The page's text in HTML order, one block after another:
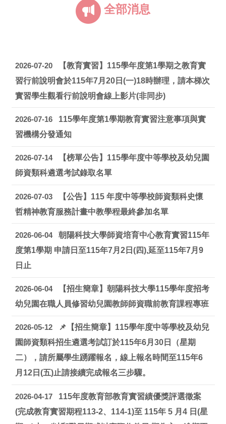
全部消息
2026-07-20
【教育實習】115學年度第1學期之教育實
習行前說明會於115年7月20日(一)18時辦理，請本梯次
實習學生觀看行前說明會線上影片(非同步)
2026-07-16
115學年度第1學期教育實習注意事項與實
習機構分發通知
2026-07-14
【榜單公告】115學年度中等學校及幼兒園
師資類科遴選考試錄取名單
2026-07-03
【公告】115 年度中等學校師資類科史懷
哲精神教育服務計畫中教學程最終參加名單
2026-06-04
朝陽科技大學師資培育中心教育實習115年
度第1學期 申請日至115年7月2日(四),延至115年7月9
日止
2026-06-04
【招生簡章】朝陽科技大學115學年度招考
幼兒園在職人員修習幼兒園教師師資職前教育課程專班
2026-05-12
📌【招生簡章】115學年度中等學校及幼兒
園師資類科招生遴選考試訂於115年6月30日（星期
二），請所屬學生踴躍報名，線上報名時間至115年6
月12日(五)止請接續完成報名三步驟。
2026-04-17
115年度教育部教育實習績優獎評選徵案
(完成教育實習期程113-2、114-1)至 115年 5 月4 日(星